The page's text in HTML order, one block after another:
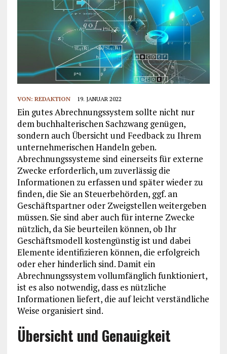
VON: REDAKTION 19. JANUAR 2022
Ein gutes Abrechnungssystem sollte nicht nur
dem buchhalterischen Sachzwang genügen,
sondern auch Übersicht und Feedback zu Ihrem
unternehmerischen Handeln geben.
Abrechnungssysteme sind einerseits für externe
Zwecke erforderlich, um zuverlässig die
Informationen zu erfassen und später wieder zu
finden, die Sie an Steuerbehörden, ggf. an
Geschäftspartner oder Zweigstellen weitergeben
müssen. Sie sind aber auch für interne Zwecke
nützlich, da Sie beurteilen können, ob Ihr
Geschäftsmodell kostengünstig ist und dabei
Elemente identifizieren können, die erfolgreich
oder eher hinderlich sind. Damit ein
Abrechnungssystem vollumfänglich funktioniert,
ist es also notwendig, dass es nützliche
Informationen liefert, die auf leicht verständliche
Weise organisiert sind.
Übersicht und Genauigkeit